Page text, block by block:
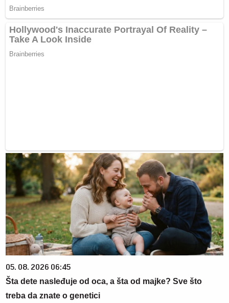
05. 08. 2026 06:45
Šta dete nasleđuje od oca, a šta od majke? Sve što
treba da znate o genetici